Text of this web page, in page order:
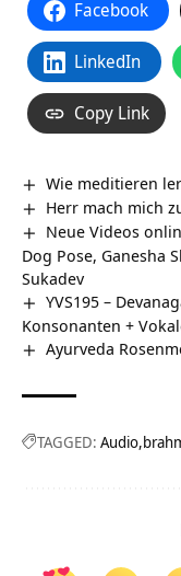
Facebook
LinkedIn
Copy Link
Wie meditieren
Herr mach mich
Neue Videos
Dog Pose, Ganesha
Sukadev
YVS195 –
Konsonanten +
Ayurveda
TAGGED: Audio